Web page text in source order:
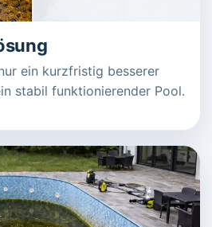
ein kurzfristig besserer
stabil funktionierender Pool.